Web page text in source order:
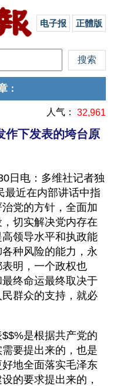
电子报 正體版
：
人气： 32,961
作下发表的垮台原
日电：多维社记者独
最近在内部讲话中指
党的方针，全面加
切实解决党内存在
领导水平和执政能
种风险的能力，永
明，一个政权也
终命运最终取决于
群众的支持，就必
是根据共产党的
要提出来的，也是
地全面落实毛泽东
的要求提出来的，